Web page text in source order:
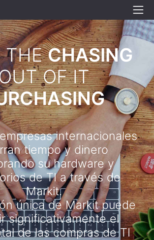
THECHASING
OF IT
internacionales
tiempo y dinero
su hardware y
de TI a través de
Markit.
única de Markit puede
significativamente el
de las compras de TI